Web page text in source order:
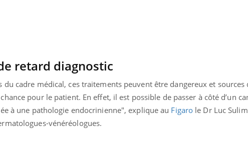
retard diagnostic
du cadre médical, ces traitements peuvent être dangereux et
pour le patient. En effet, il est possible de passer à côté d’un
à une pathologie endocrinienne", explique au Figaro le Dr Luc
vénéréologues.
ils aussi les os